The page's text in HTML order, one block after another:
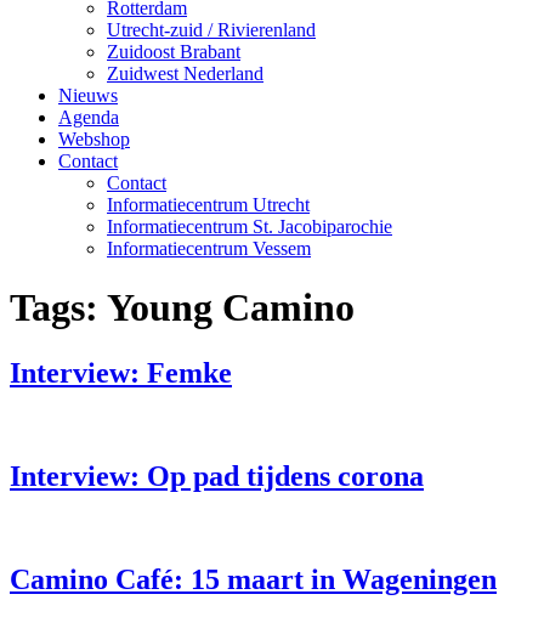
Rotterdam
Utrecht-zuid / Rivierenland
Zuidoost Brabant
Zuidwest Nederland
Nieuws
Agenda
Webshop
Contact
Contact
Informatiecentrum Utrecht
Informatiecentrum St. Jacobiparochie
Informatiecentrum Vessem
Tags: Young Camino
Interview: Femke
Interview: Op pad tijdens corona
Camino Café: 15 maart in Wageningen